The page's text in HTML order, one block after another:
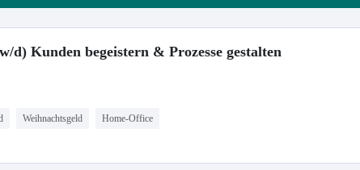
d) Kunden begeistern & Prozesse gestalten
Weihnachtsgeld Home-Office